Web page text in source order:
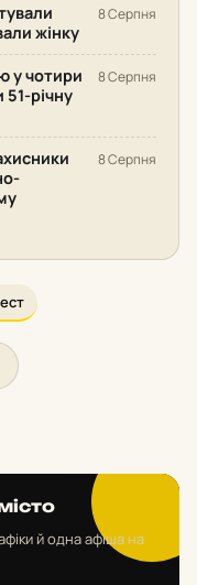
жінку
8 Серпня
у чотири
51-річну
8 Серпня
8 Серпня
й одна афіша на